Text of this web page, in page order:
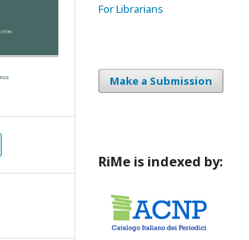
For Librarians
Make a Submission
RiMe is indexed by: